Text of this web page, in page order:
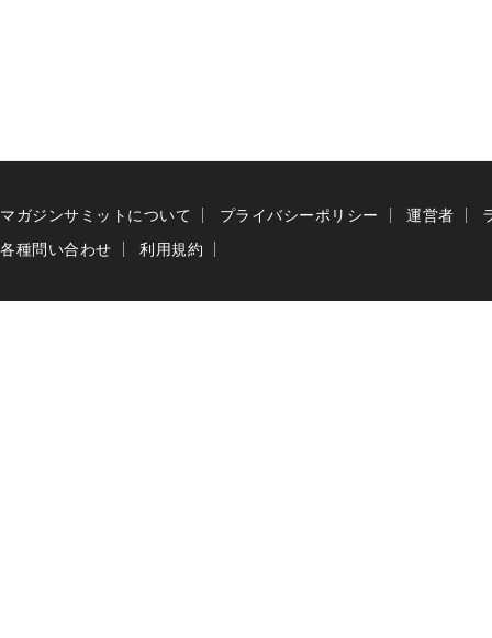
マガジンサミットについて プライバシーポリシー 運営者
各種問い合わせ
利用規約